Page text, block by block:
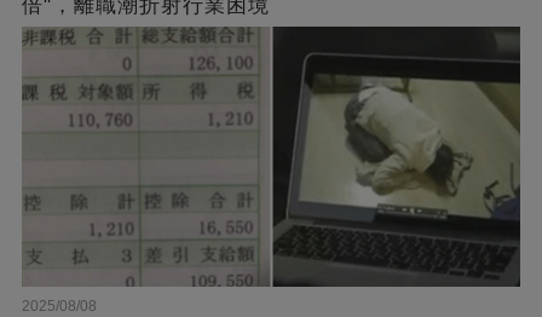
倍"，離職潮折射行業困境
2025/08/08